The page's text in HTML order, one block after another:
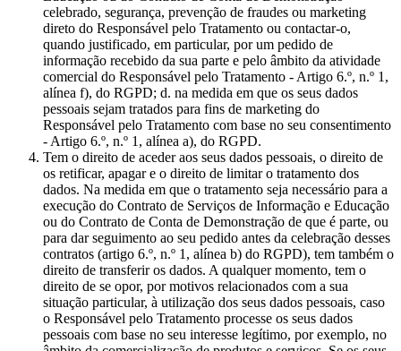
celebrado, segurança, prevenção de fraudes ou marketing
direto do Responsável pelo Tratamento ou contactar-o,
quando justificado, em particular, por um pedido de
informação recebido da sua parte e pelo âmbito da atividade
comercial do Responsável pelo Tratamento - Artigo 6.º, n.º 1,
alínea f), do RGPD; d. na medida em que os seus dados
pessoais sejam tratados para fins de marketing do
Responsável pelo Tratamento com base no seu consentimento
- Artigo 6.º, n.º 1, alínea a), do RGPD.
Tem o direito de aceder aos seus dados pessoais, o direito de
os retificar, apagar e o direito de limitar o tratamento dos
dados. Na medida em que o tratamento seja necessário para a
execução do Contrato de Serviços de Informação e Educação
ou do Contrato de Conta de Demonstração de que é parte, ou
para dar seguimento ao seu pedido antes da celebração desses
contratos (artigo 6.º, n.º 1, alínea b) do RGPD), tem também o
direito de transferir os dados. A qualquer momento, tem o
direito de se opor, por motivos relacionados com a sua
situação particular, à utilização dos seus dados pessoais, caso
o Responsável pelo Tratamento processe os seus dados
pessoais com base no seu interesse legítimo, por exemplo, no